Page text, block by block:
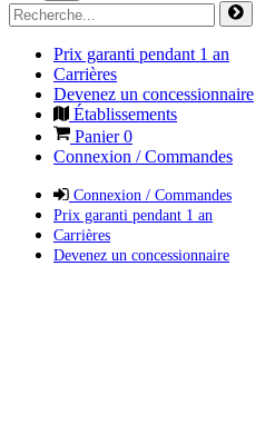
Prix garanti pendant 1 an
Carrières
Devenez un concessionnaire
Établissements
Panier0
Connexion / Commandes
Connexion / Commandes
Prix garanti pendant 1 an
Carrières
Devenez un concessionnaire